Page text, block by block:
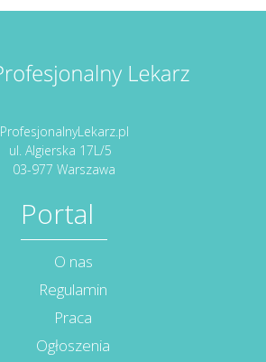
ProfesjonalnyLekarz.pl
ul. Algierska 17L/5
03-977 Warszawa
Portal
O nas
Regulamin
Praca
Ogłoszenia